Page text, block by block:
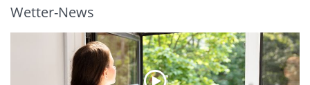
Wetter-News